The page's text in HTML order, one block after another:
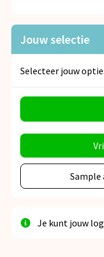
Jouw selectie
Selecteer jouw
Sample
Je kunt jouw